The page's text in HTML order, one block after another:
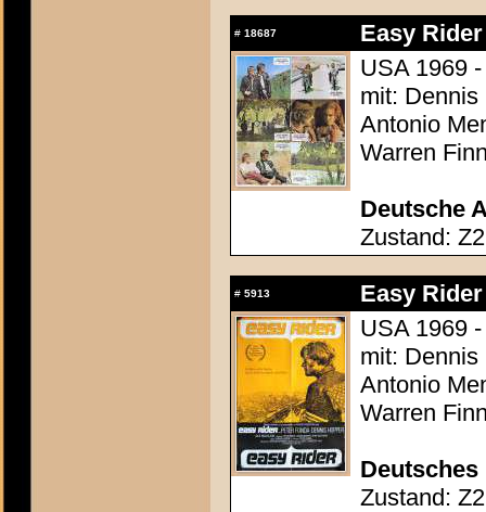
# 18687
Easy
USA 1969
mit: Dennis
Antonio
Warren
Deutsche
Zustand: Z2
# 5913
Easy
USA 1969
mit: Dennis
Antonio
Warren
Deutsches
Zustand: